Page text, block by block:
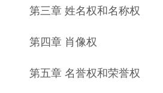
第三章 姓名权和名称权
第四章 肖像权
第五章 名誉权和荣誉权